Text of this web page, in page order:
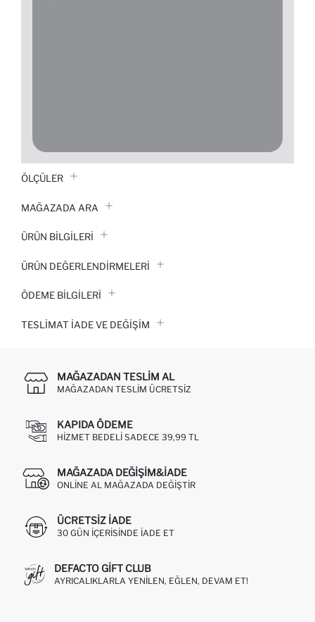
ÖLÇÜLER
MAĞAZADA ARA
ÜRÜN BILGILERI
ÜRÜN DEĞERLENDİRMELERİ
ÖDEME BİLGİLERİ
TESLIMAT İADE VE DEĞIŞIM
MAĞAZADAN TESLIM AL
MAĞAZADAN TESLIM ÜCRETSIZ
KAPIDA ÖDEME
HIZMET BEDELI SADECE 39,99 TL
MAĞAZADA DEĞIŞIM&İADE
ONLINE AL MAĞAZADA DEĞIŞTIR
ÜCRETSIZ IADE
30 GÜN IÇERISINDE IADE ET
DEFACTO GIFT CLUB
AYRICALIKLARLA YENILEN, EĞLEN, DEVAM ET!